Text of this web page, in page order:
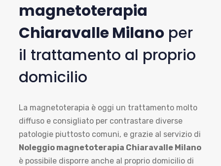
magnetoterapia
Chiaravalle Milano per
il trattamento al proprio
domicilio
La magnetoterapia è oggi un trattamento molto
diffuso e consigliato per contrastare diverse
patologie piuttosto comuni, e grazie al servizio di
Noleggio magnetoterapia Chiaravalle Milano
è possibile disporre anche al proprio domicilio di